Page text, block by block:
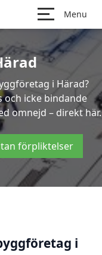
Menu
i Härad?
och icke bindande
omnejd – direkt här.
förpliktelser
i